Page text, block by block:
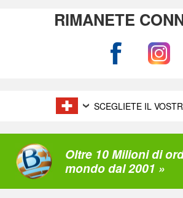
RIMANETE
SCEGLIETE IL
Oltre 10 Milioni di
mondo dal 2001 »